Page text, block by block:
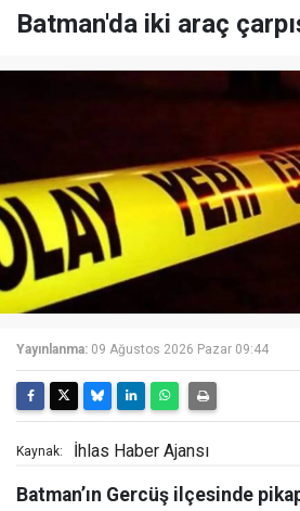
Batman'da iki araç
Yayınlanma: 09 Ağustos 2026 Pazar 09:44
Kaynak: İhlas Haber Ajansı
Batman’ın Gercüş ilçesinde